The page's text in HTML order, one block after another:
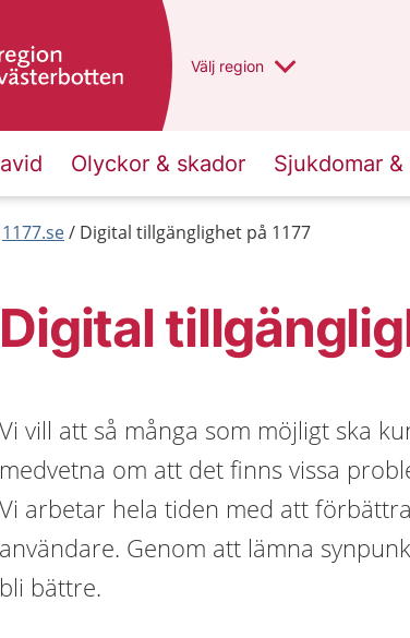
Du har valt region
Välj en annan
region
Olyckor & skador Sjukdomar
1177.se Digital tillgänglighet på 1177
Digital
Vi vill att så många som möjligt ska
medvetna om att det finns vissa
Vi arbetar hela tiden med att
användare. Genom att lämna
bli bättre.